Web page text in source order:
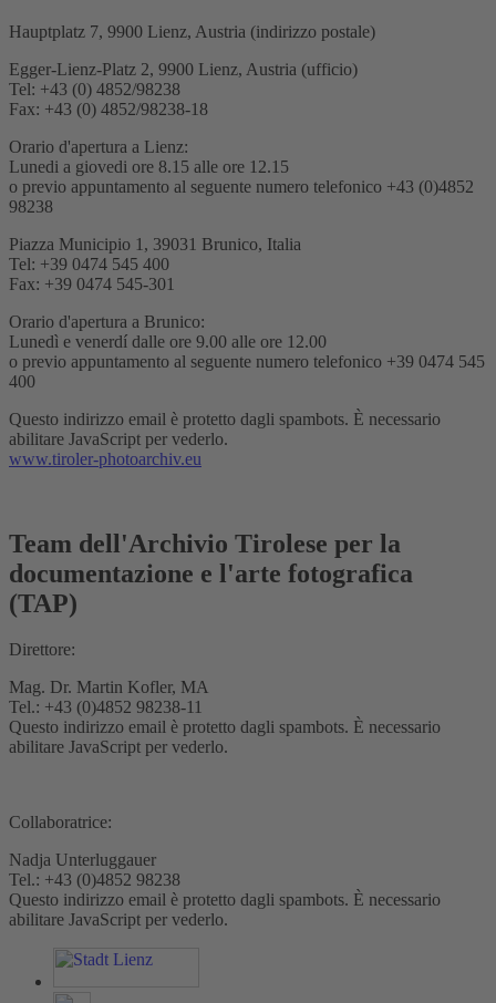
Hauptplatz 7, 9900 Lienz, Austria (indirizzo postale)
Egger-Lienz-Platz 2, 9900 Lienz, Austria (ufficio)
Tel: +43 (0) 4852/98238
Fax: +43 (0) 4852/98238-18
Orario d'apertura a Lienz:
Lunedi a giovedi ore 8.15 alle ore 12.15
o previo appuntamento al seguente numero telefonico +43 (0)4852
98238
Piazza Municipio 1, 39031 Brunico, Italia
Tel: +39 0474 545 400
Fax: +39 0474 545-301
Orario d'apertura a Brunico:
Lunedì e venerdí dalle ore 9.00 alle ore 12.00
o previo appuntamento al seguente numero telefonico +39 0474 545
400
Questo indirizzo email è protetto dagli spambots. È necessario
abilitare JavaScript per vederlo.
www.tiroler-photoarchiv.eu
Team dell'Archivio Tirolese per la
documentazione e l'arte fotografica
(TAP)
Direttore:
Mag. Dr. Martin Kofler, MA
Tel.: +43 (0)4852 98238-11
Questo indirizzo email è protetto dagli spambots. È necessario
abilitare JavaScript per vederlo.
Collaboratrice:
Nadja Unterluggauer
Tel.: +43 (0)4852 98238
Questo indirizzo email è protetto dagli spambots. È necessario
abilitare JavaScript per vederlo.